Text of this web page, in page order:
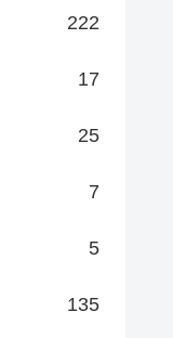
222
17
25
7
5
135